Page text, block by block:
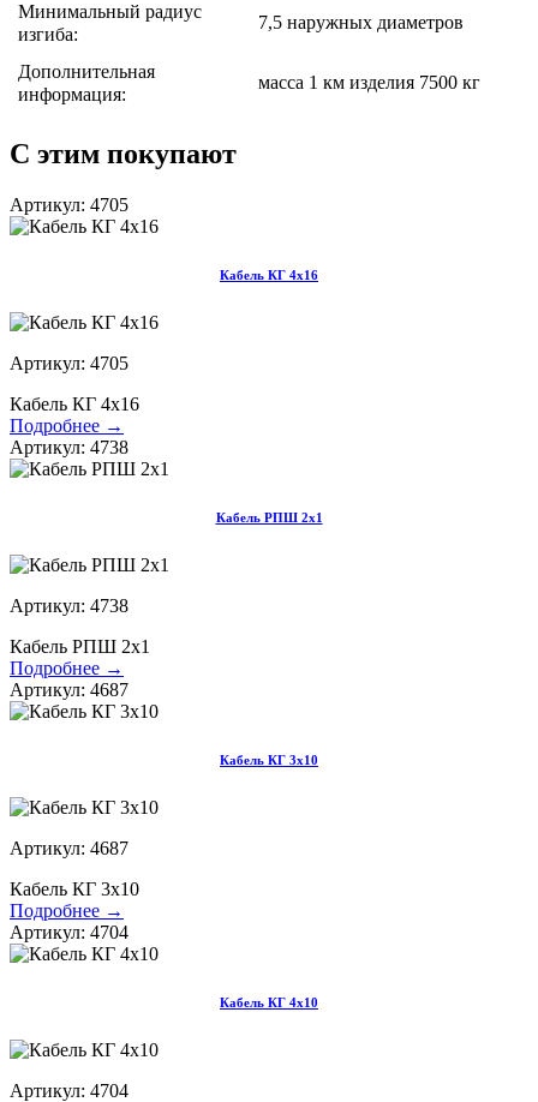
Минимальный радиус
изгиба:
7,5 наружных диаметров
Дополнительная
информация:
масса 1 км изделия 7500 кг
С этим покупают
Артикул: 4705
Кабель КГ 4х16
Артикул: 4705
Кабель КГ 4х16
Подробнее →
Артикул: 4738
Кабель РПШ 2х1
Артикул: 4738
Кабель РПШ 2х1
Подробнее →
Артикул: 4687
Кабель КГ 3х10
Артикул: 4687
Кабель КГ 3х10
Подробнее →
Артикул: 4704
Кабель КГ 4х10
Артикул: 4704